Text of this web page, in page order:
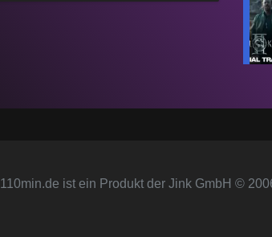
110min.de ist ein Produkt der Jink GmbH ©